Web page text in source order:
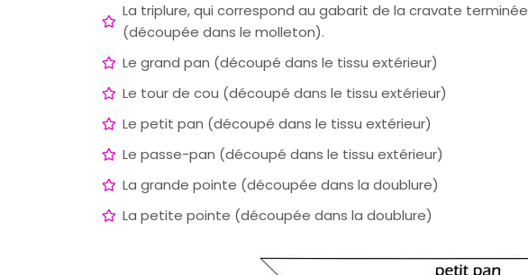
La triplure, qui correspond au gabarit de la cravate terminée
(découpée dans le molleton).
Le grand pan (découpé dans le tissu extérieur)
Le tour de cou (découpé dans le tissu extérieur)
Le petit pan (découpé dans le tissu extérieur)
Le passe-pan (découpé dans le tissu extérieur)
La grande pointe (découpée dans la doublure)
La petite pointe (découpée dans la doublure)